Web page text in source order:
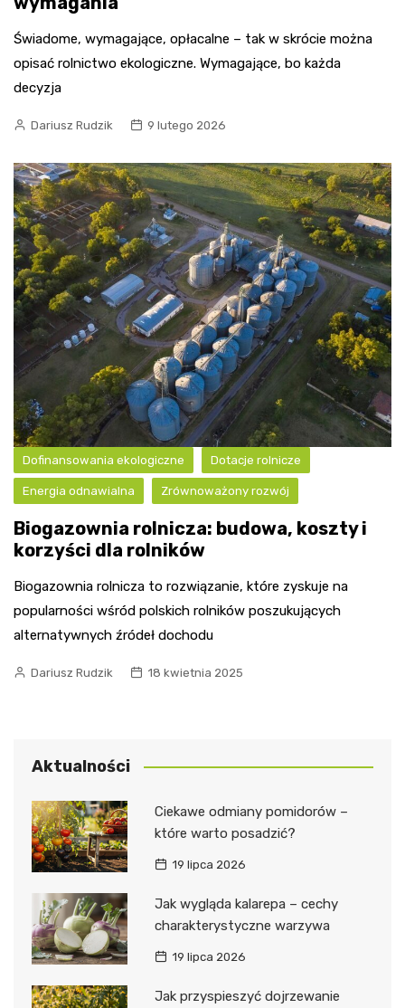
Świadome, wymagające, opłacalne – tak w skrócie można
opisać rolnictwo ekologiczne. Wymagające, bo każda
decyzja
Dariusz Rudzik 9 lutego 2026
Dofinansowania ekologiczne Dotacje rolnicze
Energia odnawialna Zrównoważony rozwój
Biogazownia rolnicza: budowa, koszty i
korzyści dla rolników
Biogazownia rolnicza to rozwiązanie, które zyskuje na
popularności wśród polskich rolników poszukujących
alternatywnych źródeł dochodu
Dariusz Rudzik 18 kwietnia 2025
Aktualności
Ciekawe odmiany pomidorów –
które warto posadzić?
19 lipca 2026
Jak wygląda kalarepa – cechy
charakterystyczne warzywa
19 lipca 2026
Jak przyspieszyć dojrzewanie